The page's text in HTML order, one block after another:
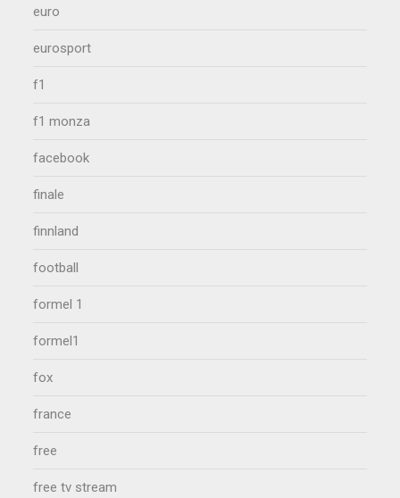
euro
eurosport
f1
f1 monza
facebook
finale
finnland
football
formel 1
formel1
fox
france
free
free tv stream